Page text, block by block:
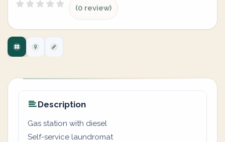
(0 review)
Description
Gas station with diesel
Self-service laundromat